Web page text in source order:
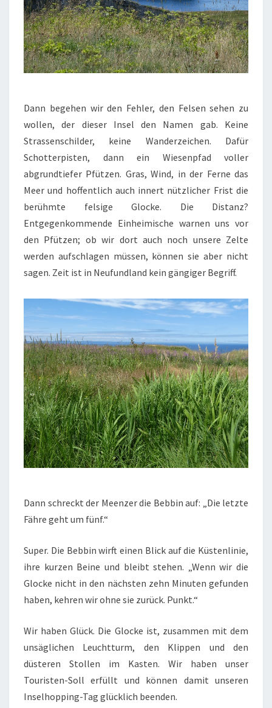
Dann begehen wir den Fehler, den Felsen sehen zu
wollen, der dieser Insel den Namen gab. Keine
Strassenschilder, keine Wanderzeichen. Dafür
Schotterpisten, dann ein Wiesenpfad voller
abgrundtiefer Pfützen. Gras, Wind, in der Ferne das
Meer und hoffentlich auch innert nützlicher Frist die
berühmte felsige Glocke. Die Distanz?
Entgegenkommende Einheimische warnen uns vor
den Pfützen; ob wir dort auch noch unsere Zelte
werden aufschlagen müssen, können sie aber nicht
sagen. Zeit ist in Neufundland kein gängiger Begriff.
Dann schreckt der Meenzer die Bebbin auf: „Die letzte
Fähre geht um fünf.“
Super. Die Bebbin wirft einen Blick auf die Küstenlinie,
ihre kurzen Beine und bleibt stehen. „Wenn wir die
Glocke nicht in den nächsten zehn Minuten gefunden
haben, kehren wir ohne sie zurück. Punkt.“
Wir haben Glück. Die Glocke ist, zusammen mit dem
unsäglichen Leuchtturm, den Klippen und den
düsteren Stollen im Kasten. Wir haben unser
Touristen-Soll erfüllt und können damit unseren
Inselhopping-Tag glücklich beenden.